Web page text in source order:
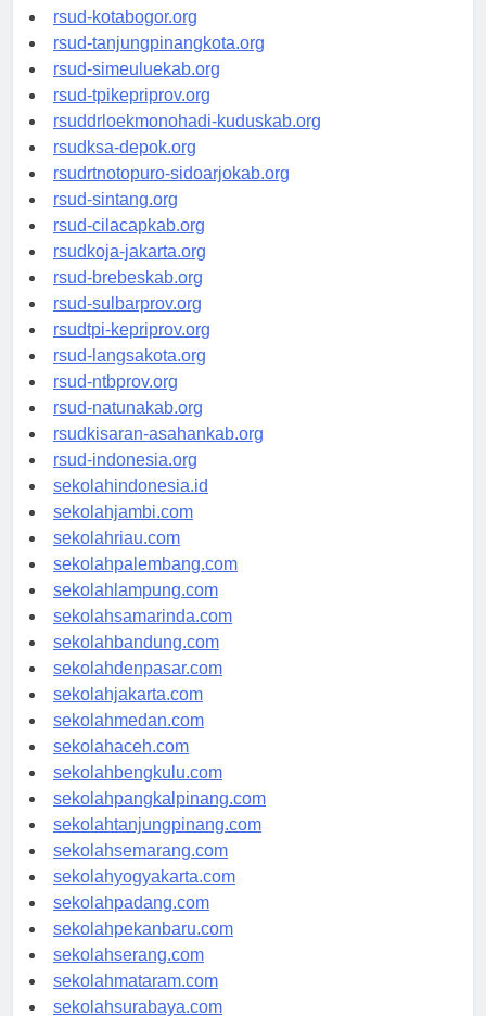
rsud-kotamakassar.org
rsud-kotabogor.org
rsud-tanjungpinangkota.org
rsud-simeuluekab.org
rsud-tpikepriprov.org
rsuddrloekmonohadi-kuduskab.org
rsudksa-depok.org
rsudrtnotopuro-sidoarjokab.org
rsud-sintang.org
rsud-cilacapkab.org
rsudkoja-jakarta.org
rsud-brebeskab.org
rsud-sulbarprov.org
rsudtpi-kepriprov.org
rsud-langsakota.org
rsud-ntbprov.org
rsud-natunakab.org
rsudkisaran-asahankab.org
rsud-indonesia.org
sekolahindonesia.id
sekolahjambi.com
sekolahriau.com
sekolahpalembang.com
sekolahlampung.com
sekolahsamarinda.com
sekolahbandung.com
sekolahdenpasar.com
sekolahjakarta.com
sekolahmedan.com
sekolahaceh.com
sekolahbengkulu.com
sekolahpangkalpinang.com
sekolahtanjungpinang.com
sekolahsemarang.com
sekolahyogyakarta.com
sekolahpadang.com
sekolahpekanbaru.com
sekolahserang.com
sekolahmataram.com